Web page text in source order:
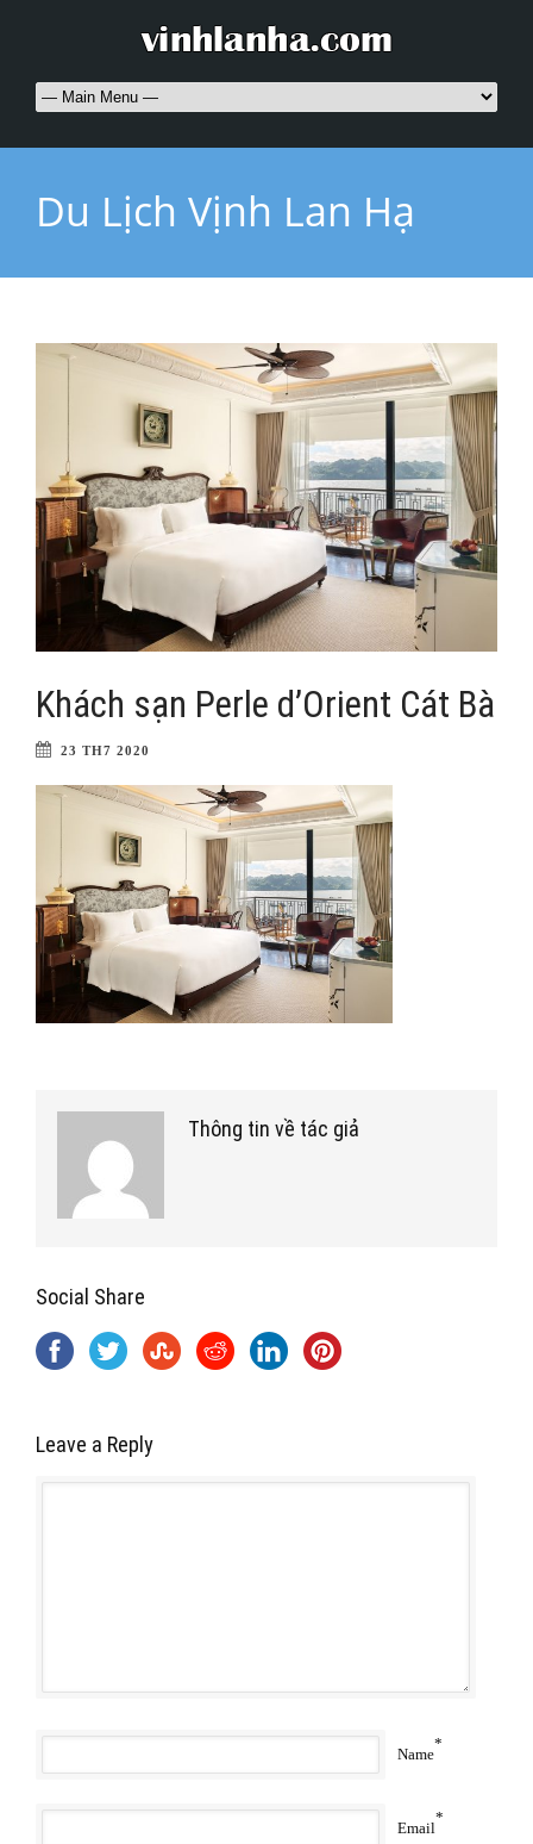
Du Lịch Vịnh Lan Hạ
Khách sạn Perle d’Orient Cát Bà
23 TH7 2020
Thông tin về tác giả
Social Share
Leave a Reply
Name
*
Email
*